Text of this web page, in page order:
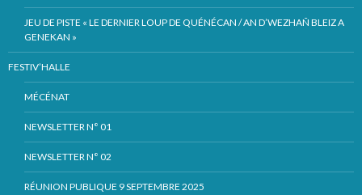
JEU DE PISTE « LE DERNIER LOUP DE QUÉNÉCAN / AN D’WEZHAÑ BLEIZ A
GENEKAN »
FESTIV’HALLE
MÉCÉNAT
NEWSLETTER N° 01
NEWSLETTER N° 02
RÉUNION PUBLIQUE 9 SEPTEMBRE 2025